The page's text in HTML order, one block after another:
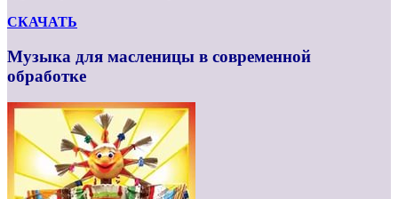
СКАЧАТЬ
Музыка для масленицы в современной
обработке